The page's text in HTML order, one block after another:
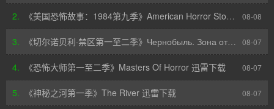
08-08
2. 《美国恐怖故事：1984第九季》American Horror Story: 1984 迅雷下载
08-07
3. 《切尔诺贝利·禁区第一至二季》Чернобыль. Зона отчуждения 迅雷下载
08-07
4. 《恐怖大师第一至二季》Masters Of Horror 迅雷下载
08-07
5. 《神秘之河第一季》The River 迅雷下载